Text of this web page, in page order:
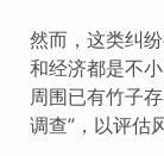
然而，这类纠
和经济都是不
周围已有竹子
调查”，以评估